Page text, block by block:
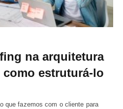
na arquitetura
como estruturá-lo
que fazemos com o cliente para